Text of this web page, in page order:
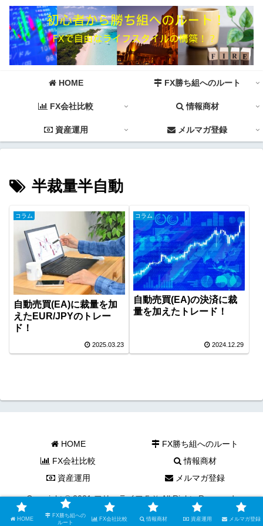
HOME FX勝ち組へのルート
FX会社比較 情報商材
資産運用 メルマガ登録
半裁量半自動
コラム
自動売買(EA)に裁量を加
えたEUR/JPYのトレー
ド！
2025.03.23
コラム
自動売買(EA)の決済に裁
量を加えたトレード！
2024.12.29
HOME
FX勝ち組へのルート
FX会社比較
情報商材
資産運用
メルマガ登録
Copyright © 2021 フリーライフＦＸ All Rights Reserved.
HOME
FX勝ち組への
ルート
FX会社比較 情報商材 資産運用 メルマガ登録